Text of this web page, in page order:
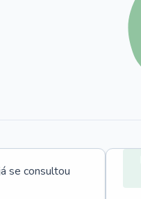
se consultou